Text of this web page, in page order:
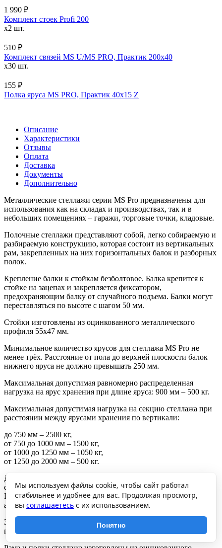
1 990 ₽
Комплект стоек Profi 200
x2 шт.
510 ₽
Комплект связей MS U/MS PRO, Практик 200x40
x30 шт.
155 ₽
Полка яруса MS PRO, Практик 40х15 Z
Описание
Характеристики
Отзывы
Оплата
Доставка
Документы
Дополнительно
Металлические стеллажи серии MS Pro предназначены для
использования как на складах и производствах, так и в
небольших помещениях – гаражи, торговые точки, кладовые.
Полочные стеллажи представляют собой, легко собираемую и
разбираемую конструкцию, которая состоит из вертикальных
рам, закрепленных на них горизонтальных балок и разборных
полок.
Крепление балки к стойкам безболтовое. Балка крепится к
стойке на зацепах и закрепляется фиксатором,
предохраняющим балку от случайного подъема. Балки могут
переставляться по высоте с шагом 50 мм.
Стойки изготовлены из оцинкованного металлического
профиля 55х47 мм.
Минимальное количество ярусов для стеллажа MS Pro не
менее трёх. Расстояние от пола до верхней плоскости балок
нижнего яруса не должно превышать 250 мм.
Максимальная допустимая равномерно распределенная
нагрузка на ярус хранения при длине яруса: 900 мм – 500 кг.
Максимальная допустимая нагрузка на секцию стеллажа при
расстоянии между ярусами хранения по вертикали:
до 750 мм – 2500 кг,
от 750 до 1000 мм – 1500 кг,
от 1000 до 1250 мм – 1050 кг,
от 1250 до 2000 мм – 500 кг.
Допускается собирать стеллажи в линию с общей средней
стойкой. Грузоподъемность стеллажей при этом не снижается.
При эксплуатации стеллажей закрепление рам стеллажей
анкерными болтами обязательно.
Загрузку и разгрузку стеллажей производить вручную, без
применения средств механизации погрузочных работ.
Мы используем файлы cookie, чтобы сайт работал
стабильнее и удобнее для вас. Продолжая просмотр,
вы соглашаетесь с их использованием.
Понятно